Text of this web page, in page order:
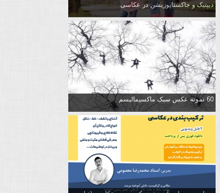
دیپتیک و جاکستا‌پوزیشن در عکاسی
60 نمونه عکس سبک ماکسیمالیسم